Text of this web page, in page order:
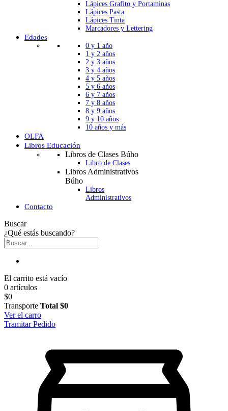
Lápices Grafito y Portaminas
Lápices Pasta
Lápices Tinta
Marcadores y Lettering
Edades
0 y 1 año
1 y 2 años
2 y 3 años
3 y 4 años
4 y 5 años
5 y 6 años
6 y 7 años
7 y 8 años
8 y 9 años
9 y 10 años
10 años y más
OLFA
Libros Educación
Libros de Clases Búho
Libro de Clases
Libros Administrativos
Búho
Libros
Administrativos
Contacto
Buscar
¿Qué estás buscando?
El carrito está vacío
0 artículos
$0
Transporte Total $0
Ver el carro
Tramitar Pedido